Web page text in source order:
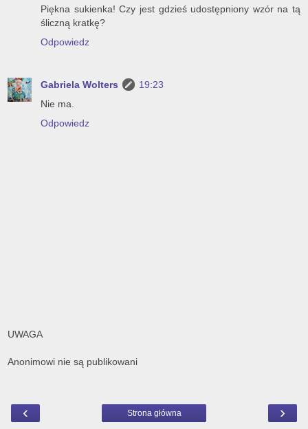
Piękna sukienka! Czy jest gdzieś udostępniony wzór na tą
śliczną kratkę?
Odpowiedz
Gabriela Wolters
19:23
Nie ma.
Odpowiedz
UWAGA
Anonimowi nie są publikowani
‹ ›
Strona główna